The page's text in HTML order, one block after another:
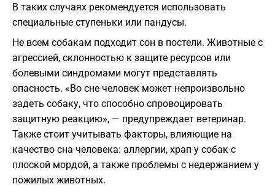
В таких случаях рекомендуется использовать
специальные ступеньки или пандусы.
Не всем собакам подходит сон в постели. Животные с
агрессией, склонностью к защите ресурсов или
болевыми синдромами могут представлять
опасность. «Во сне человек может непроизвольно
задеть собаку, что способно спровоцировать
защитную реакцию», — предупреждает ветеринар.
Также стоит учитывать факторы, влияющие на
качество сна человека: аллергии, храп у собак с
плоской мордой, а также проблемы с недержанием у
пожилых животных.